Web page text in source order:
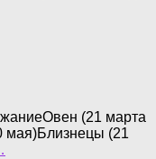
(21 марта
мая)Близнецы (21